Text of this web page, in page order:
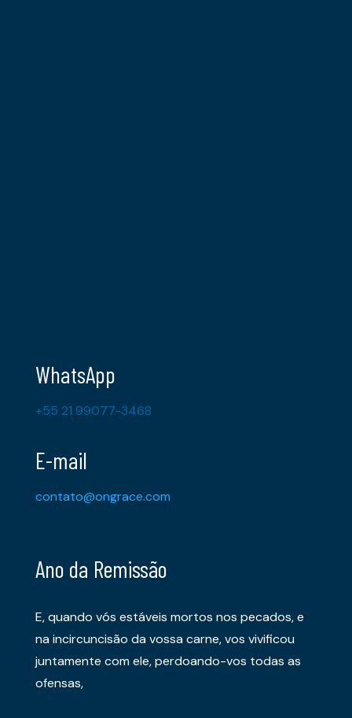
WhatsApp
+55 21 99077-3468
E-mail
contato@ongrace.com
Ano da Remissão
E, quando vós estáveis mortos nos pecados, e
na incircuncisão da vossa carne, vos vivificou
juntamente com ele, perdoando-vos todas as
ofensas,